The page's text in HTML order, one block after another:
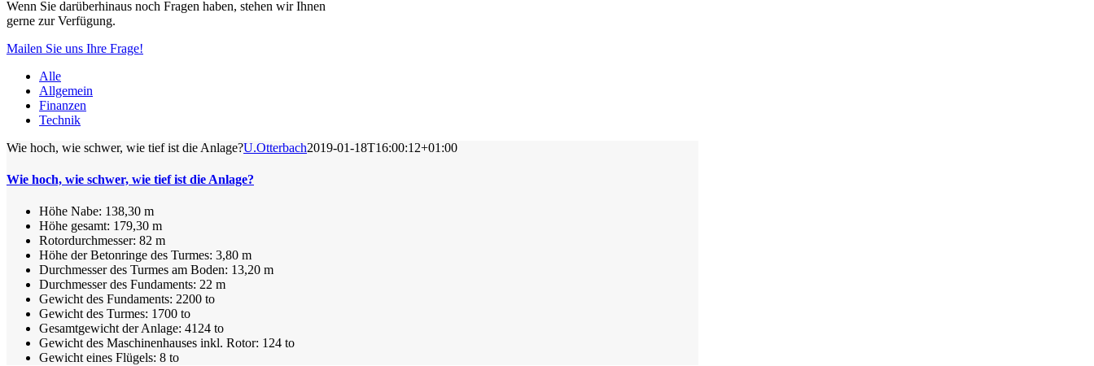
Wenn Sie darüberhinaus noch Fragen haben, stehen wir Ihnen
gerne zur Verfügung.
Mailen Sie uns Ihre Frage!
Alle
Allgemein
Finanzen
Technik
Wie hoch, wie schwer, wie tief ist die Anlage?U.Otterbach2019-01-18T16:00:12+01:00
Wie hoch, wie schwer, wie tief ist die Anlage?
Höhe Nabe: 138,30 m
Höhe gesamt: 179,30 m
Rotordurchmesser: 82 m
Höhe der Betonringe des Turmes: 3,80 m
Durchmesser des Turmes am Boden: 13,20 m
Durchmesser des Fundaments: 22 m
Gewicht des Fundaments: 2200 to
Gewicht des Turmes: 1700 to
Gesamtgewicht der Anlage: 4124 to
Gewicht des Maschinenhauses inkl. Rotor: 124 to
Gewicht eines Flügels: 8 to